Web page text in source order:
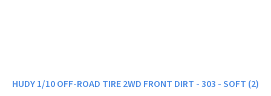
HUDY 1/10 OFF-ROAD TIRE 2WD FRONT DIRT - 303 - SOFT (2)